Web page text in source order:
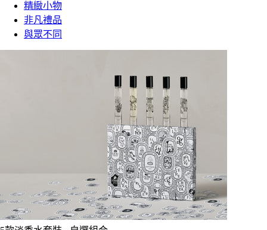
精緻小物
非凡禮品
與眾不同